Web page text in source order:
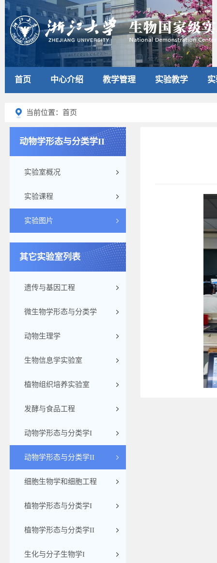
首页 中心介绍 教学管理 实验教学
当前位置：首页
动物学形态与分类学II
实验室概况
实验课程
实验图片
其它实验室列表
遗传与基因工程
微生物学形态与分类学
动物生理学
生物信息学实验室
植物组织培养实验室
发酵与食品工程
动物学形态与分类学I
动物学形态与分类学II
细胞生物学和细胞工程
植物学形态与分类学I
植物学形态与分类学II
生化与分子生物学I